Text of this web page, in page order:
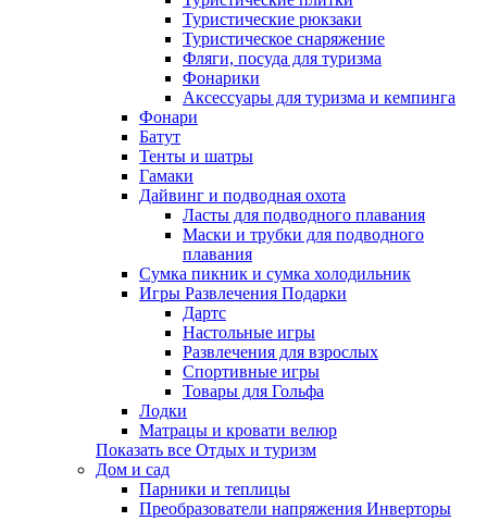
Туристические рюкзаки
Туристическое снаряжение
Фляги, посуда для туризма
Фонарики
Аксессуары для туризма и кемпинга
Фонари
Батут
Тенты и шатры
Гамаки
Дайвинг и подводная охота
Ласты для подводного плавания
Маски и трубки для подводного
плавания
Сумка пикник и сумка холодильник
Игры Развлечения Подарки
Дартс
Настольные игры
Развлечения для взрослых
Спортивные игры
Товары для Гольфа
Лодки
Матрацы и кровати велюр
Показать все Отдых и туризм
Дом и сад
Парники и теплицы
Преобразователи напряжения Инверторы